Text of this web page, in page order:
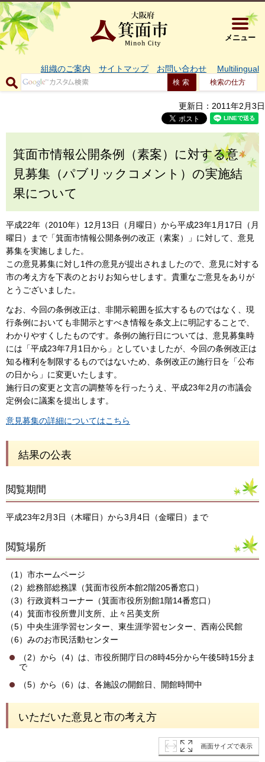
大阪府箕
メニュー
組織のご案内 サイトマップ お問い合わせ Multilingual
検索の仕方
更新日：2011年2月3日
箕面市情報公開条例（素案）に対する意
見募集（パブリックコメント）の実施結
果について
平成22年（2010年）12月13日（月曜日）から平成23年1月17日（月
曜日）まで「箕面市情報公開条例の改正（素案）」に対して、意見
募集を実施しました。
この意見募集に対し1件の意見が提出されましたので、意見に対する
市の考え方を下表のとおりお知らせします。貴重なご意見をありが
とうございました。
なお、今回の条例改正は、非開示範囲を拡大するものではなく、現
行条例においても非開示とすべき情報を条文上に明記することで、
わかりやすくしたものです。条例の施行日については、意見募集時
には「平成23年7月1日から」としていましたが、今回の条例改正は
知る権利を制限するものではないため、条例改正の施行日を「公布
の日から」に変更いたします。
施行日の変更と文言の調整等を行ったうえ、平成23年2月の市議会
定例会に議案を提出します。
意見募集の詳細についてはこちら
結果の公表
閲覧期間
平成23年2月3日（木曜日）から3月4日（金曜日）まで
閲覧場所
（1）市ホームページ
（2）総務部総務課（箕面市役所本館2階205番窓口）
（3）行政資料コーナー（箕面市役所別館1階14番窓口）
（4）箕面市役所豊川支所、止々呂美支所
（5）中央生涯学習センター、東生涯学習センター、西南公民館
（6）みのお市民活動センター
（2）から（4）は、市役所開庁日の8時45分から午後5時15分ま
で
（5）から（6）は、各施設の開館日、開館時間中
いただいた意見と市の考え方
画面サイズで表示